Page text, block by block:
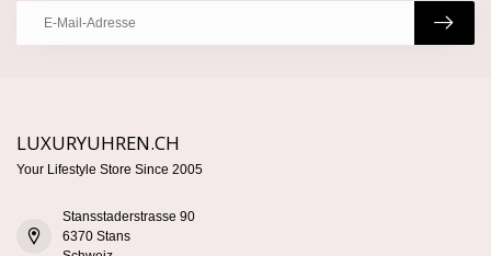
LUXURYUHREN.CH
Your Lifestyle Store Since 2005
Stansstaderstrasse 90
6370 Stans